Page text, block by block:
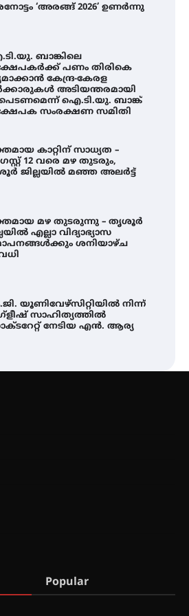
‘അരങ്ങ് 2026’ ഉണർന്നു
ബാങ്കിലെ
പണം തിരികെ
കേന്ദ്ര-കേരള
അടിയന്തരമായി
ഐ.ടി.യു. ബാങ്ക്
സംരക്ഷണ സമിതി
കാറ്റിന് സാധ്യത –
12 വരെ മഴ തുടരും,
ജില്ലയിൽ മഞ്ഞ അലർട്ട്
മഴ തുടരുന്നു – തൃശൂർ
എല്ലാ വിദ്യാഭ്യാസ
ശനിയാഴ്ച
യൂണിവേഴ്‌സിറ്റിയിൽ നിന്ന്
സാഹിത്യത്തിൽ
നേടിയ എൻ. ആര്യ
സംരക്ഷണ സമിതി
Popular